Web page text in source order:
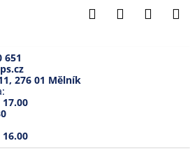
HledatPřihlášení
651
276 01 Mělník
17.00
16.00